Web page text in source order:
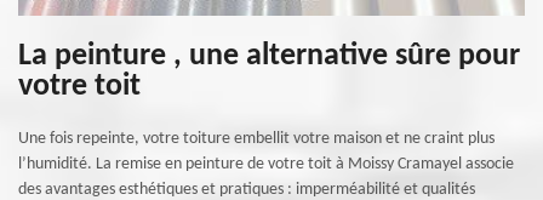
La peinture , une alternative sûre pour
votre toit
Une fois repeinte, votre toiture embellit votre maison et ne craint plus
l’humidité. La remise en peinture de votre toit à Moissy Cramayel associe
des avantages esthétiques et pratiques : imperméabilité et qualités